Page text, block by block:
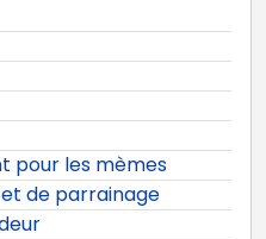
pour les mèmes
de parrainage